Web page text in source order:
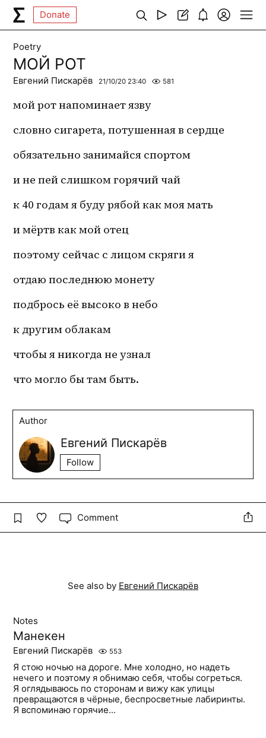
Donate
Poetry
МОЙ РОТ
Евгений Пискарёв 21/10/20 23:40 581
мой рот напоминает язву
словно сигарета, потушенная в сердце
обязательно занимайся спортом
и не пей слишком горячий чай
к 40 годам я буду рябой как моя мать
и мёртв как мой отец
поэтому сейчас с лицом скряги я
отдаю последнюю монету
подбрось её высоко в небо
к другим облакам
чтобы я никогда не узнал
что могло бы там быть.
Author
Евгений Пискарёв
Follow
Comment
See also by Евгений Пискарёв
Notes
Манекен
Евгений Пискарёв 553
Я стою ночью на дороге. Мне холодно, но надеть
нечего и поэтому я обнимаю себя, чтобы согреться.
Я оглядываюсь по сторонам и вижу как улицы
превращаются в чёрные, беспросветные лабиринты.
Я вспоминаю горячие...